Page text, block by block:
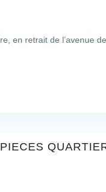
en retrait de l’avenue